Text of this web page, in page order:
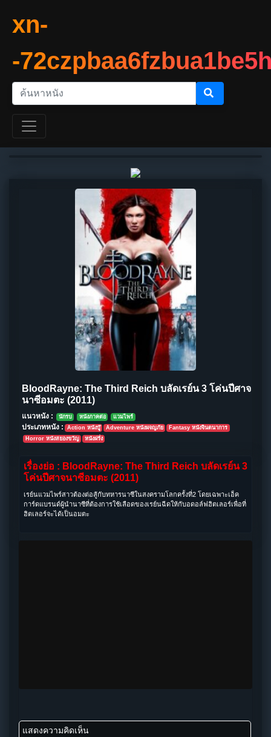
xn-
-
BloodRayne: The Third Reich บลัดเรย์น 3 โค่นปีศาจ
นาซีอมตะ (2011)
แนวหนัง : นักรบ หนังภาคต่อ แวมไพร์
ประเภทหนัง : Action หนังบู๊ Adventure หนังผจญภัย
Fantasy หนังจินตนาการ
Horror หนังสยองขวัญ
หนังฝรั่ง
เรื่องย่อ : BloodRayne: The Third Reich บลัดเรย์น 3
โค่นปีศาจนาซีอมตะ (2011)
เรย์นแวมไพร์สาวต้องต่อสู้กับทหารนาซีในสงครามโลกครั้งที่2 โดยเฉพาะเอ็ค
การ์ดแบรนด์ผู้นำนาซีที่ต้องการใช้เลือดของเรย์นฉีดให้กับอดอล์ฟฮิตเลอร์เพื่อที่
ฮิตเลอร์จะได้เป็นอมตะ
แสดงความคิดเห็น